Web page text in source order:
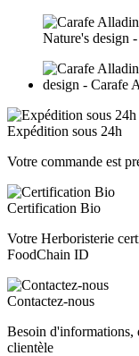
Expédition sous 24h
Votre commande est
Certification Bio
Votre Herboristerie
FoodChain ID
Contactez-nous
Besoin d'informations,
clientèle